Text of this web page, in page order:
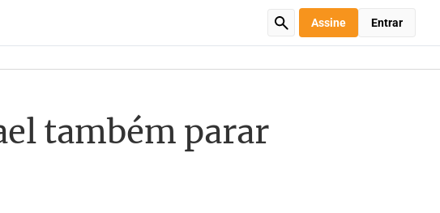
Assine Entrar
também parar